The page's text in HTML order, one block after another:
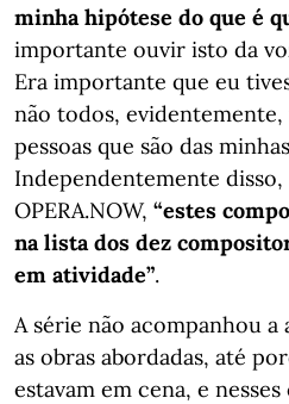
minha hipótese do que é
importante ouvir isto da
Era importante que eu
não todos, evidentemente,
pessoas que são das
Independentemente
OPERA.NOW, “estes
na lista dos dez
em atividade”.
A série não acompanhou
as obras abordadas, até
estavam em cena, e